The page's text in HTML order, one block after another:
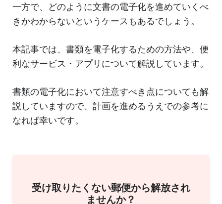
一方で、どのように文書の電子化を進めていくべ
きかわからないというケースもあるでしょう。
本記事では、書類を電子化するための方法や、便
利なサービス・アプリについて解説しています。
書類の電子化において注意すべき点についても解
説していますので、計画を進めるうえでの参考に
なれば幸いです。
受け取りたくない郵便から解放され
ませんか？